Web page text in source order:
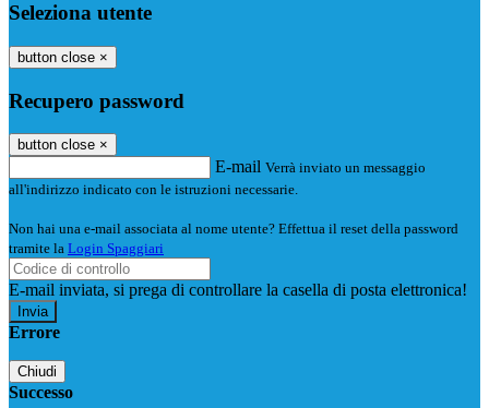
Seleziona utente
button close ×
Recupero password
button close ×
E-mail Verrà inviato un messaggio
all'indirizzo indicato con le istruzioni necessarie.
Non hai una e-mail associata al nome utente? Effettua il reset della password
tramite la Login Spaggiari
E-mail inviata, si prega di controllare la casella di posta elettronica!
Errore
Chiudi
Successo